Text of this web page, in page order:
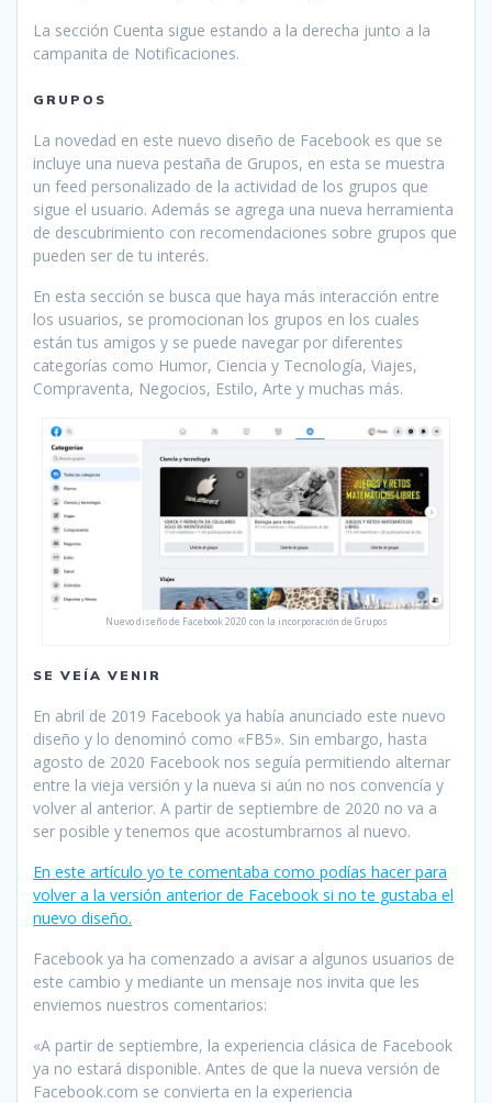
La sección Cuenta sigue estando a la derecha junto a la
campanita de Notificaciones.
GRUPOS
La novedad en este nuevo diseño de Facebook es que se
incluye una nueva pestaña de Grupos, en esta se muestra
un feed personalizado de la actividad de los grupos que
sigue el usuario. Además se agrega una nueva herramienta
de descubrimiento con recomendaciones sobre grupos que
pueden ser de tu interés.
En esta sección se busca que haya más interacción entre
los usuarios, se promocionan los grupos en los cuales
están tus amigos y se puede navegar por diferentes
categorías como Humor, Ciencia y Tecnología, Viajes,
Compraventa, Negocios, Estilo, Arte y muchas más.
Nuevo diseño de Facebook 2020 con la incorporación de Grupos
SE VEÍA VENIR
En abril de 2019 Facebook ya había anunciado este nuevo
diseño y lo denominó como «FB5». Sin embargo, hasta
agosto de 2020 Facebook nos seguía permitiendo alternar
entre la vieja versión y la nueva si aún no nos convencía y
volver al anterior. A partir de septiembre de 2020 no va a
ser posible y tenemos que acostumbrarnos al nuevo.
En este artículo yo te comentaba como podías hacer para
volver a la versión anterior de Facebook si no te gustaba el
nuevo diseño.
Facebook ya ha comenzado a avisar a algunos usuarios de
este cambio y mediante un mensaje nos invita que les
enviemos nuestros comentarios:
«A partir de septiembre, la experiencia clásica de Facebook
ya no estará disponible. Antes de que la nueva versión de
Facebook.com se convierta en la experiencia